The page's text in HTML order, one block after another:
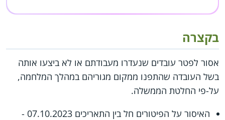
בקצרה
אסור לפטר עובדים שנעדרו מעבודתם או לא ביצעו אותה
בשל העובדה שהתפנו ממקום מגוריהם במהלך המלחמה,
על-פי החלטת הממשלה.
האיסור על הפיטורים חל בין התאריכים 07.10.2023 -